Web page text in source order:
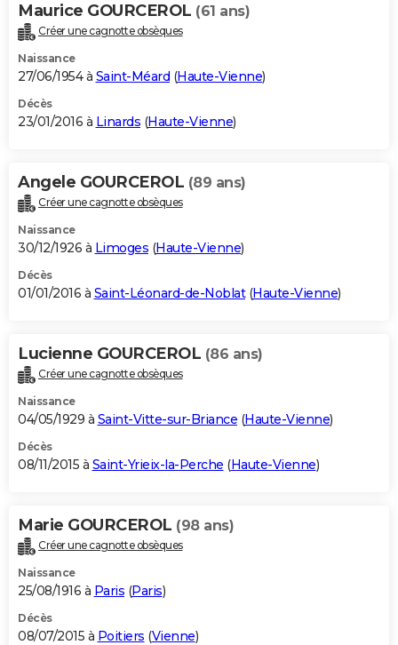
Maurice GOURCEROL (61 ans)
Créer une cagnotte obsèques
Naissance
27/06/1954 à Saint-Méard (Haute-Vienne)
Décès
23/01/2016 à Linards (Haute-Vienne)
Angele GOURCEROL (89 ans)
Créer une cagnotte obsèques
Naissance
30/12/1926 à Limoges (Haute-Vienne)
Décès
01/01/2016 à Saint-Léonard-de-Noblat(Haute-Vienne)
Lucienne GOURCEROL (86 ans)
Créer une cagnotte obsèques
Naissance
04/05/1929 à Saint-Vitte-sur-Briance (Haute-Vienne)
Décès
08/11/2015 à Saint-Yrieix-la-Perche (Haute-Vienne)
Marie GOURCEROL (98 ans)
Créer une cagnotte obsèques
Naissance
25/08/1916 à Paris (Paris)
Décès
08/07/2015 à Poitiers (Vienne)